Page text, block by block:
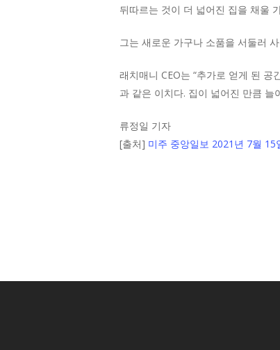
뒤따르는 것이 더 넓어진 집을 채울
그는 새로운 가구나 소품을 서둘러
래치매니 CEO는 “추가로 얻게 된
과 같은 이치다. 집이 넓어진 만큼 늘
류정일 기자
[출처] 미주 중앙일보 2021년 7월 15